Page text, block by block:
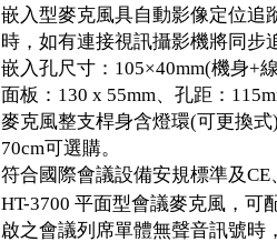
嵌入型麥克風具自動影像定位追
時，如有連接視訊攝影機將同步
嵌入孔尺寸：105×40mm(機身+
面板：130 x 55mm、孔距：
麥克風整支桿身含燈環(可更換
70cm可選購。
符合國際會議設備安規標準及CE
HT-3700 平面型會議麥克風，可
啟之會議列席單體無聲音訊號時